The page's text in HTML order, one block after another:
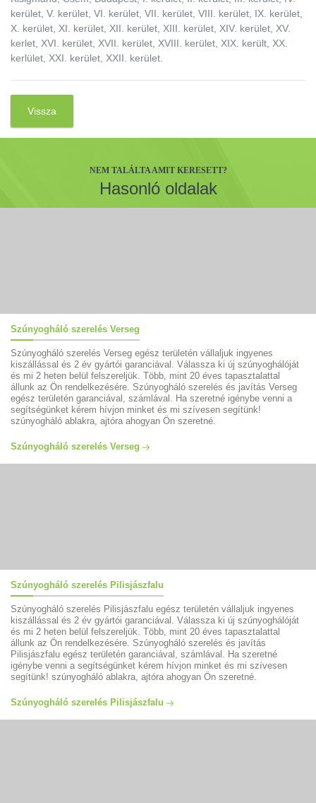
kerület, V. kerület, VI. kerület, VII. kerület, VIII. kerület, IX. kerület,
X. kerület, XI. kerület, XII. kerület, XIII. kerület, XIV. kerület, XV.
kerlet, XVI. kerület, XVII. kerület, XVIII. kerület, XIX. került, XX.
kerlület, XXI. kerület, XXII. kerület.
Vissza
NEM TALÁLTA AMIT KERESETT?
Hasonló oldalak
Szúnyogháló szerelés Verseg
Szúnyogháló szerelés Verseg egész területén vállaljuk ingyenes
kiszállással és 2 év gyártói garanciával. Válassza ki új szúnyoghálóját
és mi 2 heten belül felszereljük. Több, mint 20 éves tapasztalattal
állunk az Ön rendelkezésére. Szúnyogháló szerelés és javítás Verseg
egész területén garanciával, számlával. Ha szeretné igénybe venni a
segítségünket kérem hívjon minket és mi szívesen segítünk!
szúnyogháló ablakra, ajtóra ahogyan Ön szeretné.
Szúnyogháló szerelés Verseg
Szúnyogháló szerelés Pilisjászfalu
Szúnyogháló szerelés Pilisjászfalu egész területén vállaljuk ingyenes
kiszállással és 2 év gyártói garanciával. Válassza ki új szúnyoghálóját
és mi 2 heten belül felszereljük. Több, mint 20 éves tapasztalattal
állunk az Ön rendelkezésére. Szúnyogháló szerelés és javítás
Pilisjászfalu egész területén garanciával, számlával. Ha szeretné
igénybe venni a segítségünket kérem hívjon minket és mi szívesen
segítünk! szúnyogháló ablakra, ajtóra ahogyan Ön szeretné.
Szúnyogháló szerelés Pilisjászfalu